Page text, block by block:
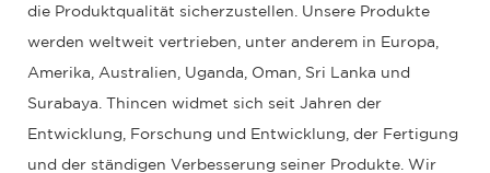
die Produktqualität sicherzustellen. Unsere Produkte
werden weltweit vertrieben, unter anderem in Europa,
Amerika, Australien, Uganda, Oman, Sri Lanka und
Surabaya. Thincen widmet sich seit Jahren der
Entwicklung, Forschung und Entwicklung, der Fertigung
und der ständigen Verbesserung seiner Produkte. Wir